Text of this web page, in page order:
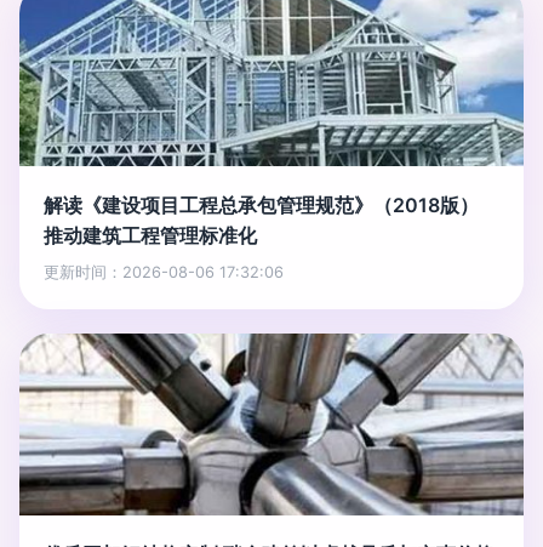
解读《建设项目工程总承包管理规范》（2018版）
推动建筑工程管理标准化
更新时间：2026-08-06 17:32:06